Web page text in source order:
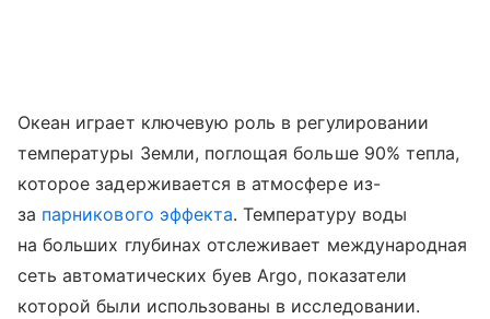
Океан играет ключевую роль в регулировании
температуры Земли, поглощая больше 90% тепла,
которое задерживается в атмосфере из-
за парникового эффекта. Температуру воды
на больших глубинах отслеживает международная
сеть автоматических буев Argo, показатели
которой были использованы в исследовании.